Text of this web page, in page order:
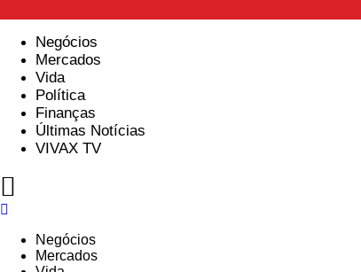
Negócios
Mercados
Vida
Política
Finanças
Últimas Notícias
VIVAX TV
Negócios
Mercados